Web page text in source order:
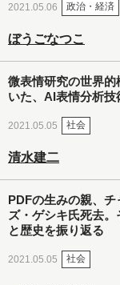
2021.05.06 政治・経済
ぼうごなつこ
微表情研究の世界的
いた、AI表情分析技
2021.05.05 社会
清水建二
PDFの生みの親、チ
ズ・ゲシキ氏死去。
と歴史を振り返る
2021.05.05 社会